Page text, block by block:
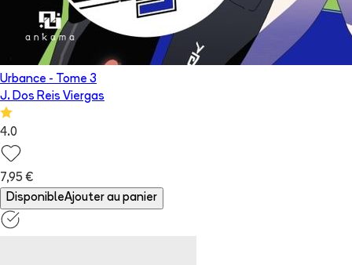
Urbance - Tome 3
J. Dos Reis Viergas
4.0
7,95 €
DisponibleAjouter au panier